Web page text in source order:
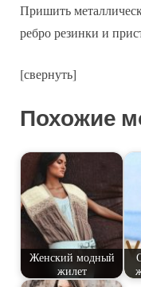
Пришить
ребро резинки и
[свернуть]
Похожие
Женский модный
жилет